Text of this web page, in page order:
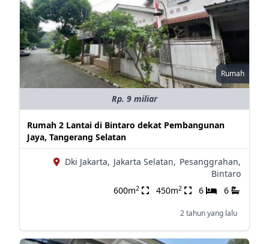
Rumah
Rp. 9 miliar
Rumah 2 Lantai di Bintaro dekat Pembangunan
Jaya, Tangerang Selatan
Dki Jakarta, Jakarta Selatan, Pesanggrahan,
Bintaro
600m2 450m2 6 6
2 tahun yang lalu